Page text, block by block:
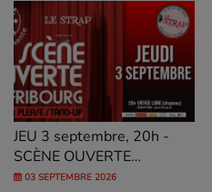
Masson & Yacine Nemra
JEU 3 septembre, 20h -
SCÈNE OUVERTE
FRIBOURG, by PSU
03 SEPTEMBRE 2026